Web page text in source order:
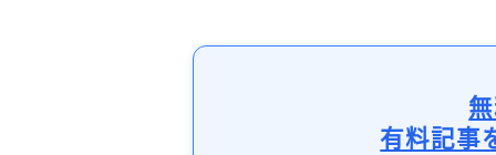
有料記事